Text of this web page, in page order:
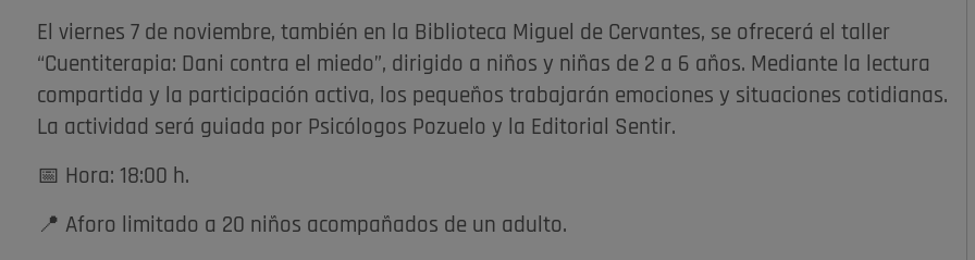
El viernes 7 de noviembre, también en la Biblioteca Miguel de Cervantes, se ofrecerá el taller
“Cuentiterapia: Dani contra el miedo”, dirigido a niños y niñas de 2 a 6 años. Mediante la lectura
compartida y la participación activa, los pequeños trabajarán emociones y situaciones cotidianas.
La actividad será guiada por Psicólogos Pozuelo y la Editorial Sentir.
📅 Hora: 18:00 h.
📍 Aforo limitado a 20 niños acompañados de un adulto.